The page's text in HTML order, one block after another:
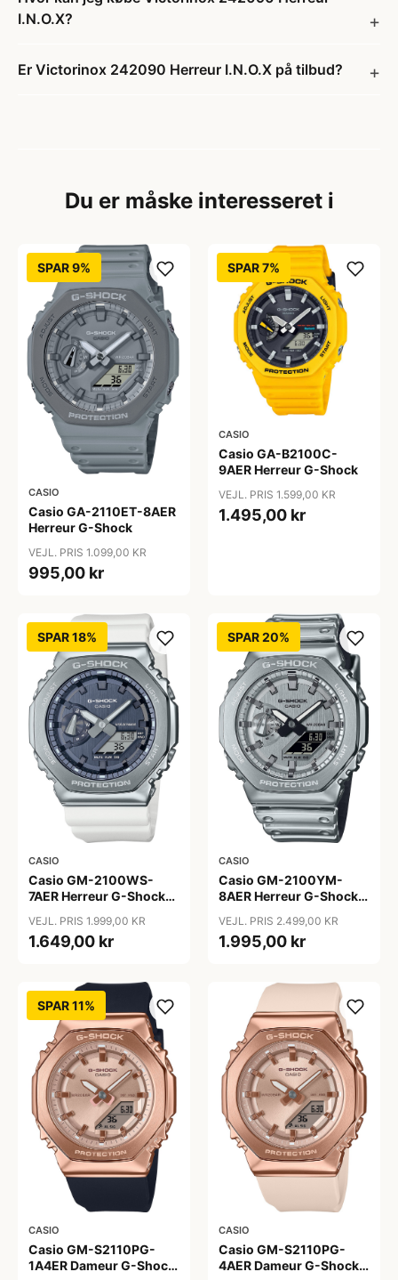
I.N.O.X?
Er Victorinox 242090 Herreur I.N.O.X på tilbud?
Du er måske interesseret i
SPAR 9%
CASIO
Casio GA-2110ET-8AER
Herreur G-Shock
VEJL. PRIS 1.099,00 KR
995,00 kr
SPAR 7%
CASIO
Casio GA-B2100C-
9AER Herreur G-Shock
VEJL. PRIS 1.599,00 KR
1.495,00 kr
SPAR 18%
CASIO
Casio GM-2100WS-
7AER Herreur G-Shock
VEJL. PRIS 1.999,00 KR
1.649,00 kr
SPAR 20%
CASIO
Casio GM-2100YM-
8AER Herreur G-Shock
VEJL. PRIS 2.499,00 KR
1.995,00 kr
SPAR 11%
CASIO
Casio GM-S2110PG-
1A4ER Dameur G-Shock
CASIO
Casio GM-S2110PG-
4AER Dameur G-Shock